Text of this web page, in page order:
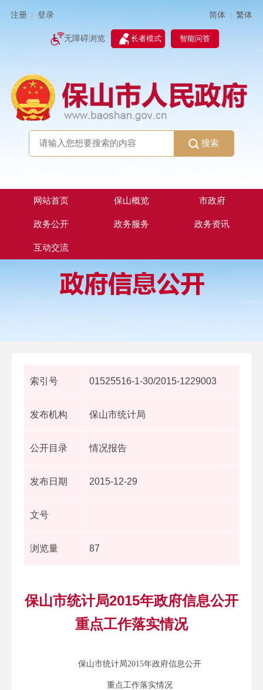
注册 登录 简体 | 繁体
无障碍浏览 长者模式 智能问答
搜索
网站首页 保山概览 市政府
政务公开 政务服务 政务资讯
互动交流
索引号 01525516-1-30/2015-1229003
发布机构 保山市统计局
公开目录 情况报告
发布日期 2015-12-29
文号
浏览量 87
保山市统计局2015年政府信息公开
重点工作落实情况
保山市统计局2015年政府信息公开
重点工作落实情况